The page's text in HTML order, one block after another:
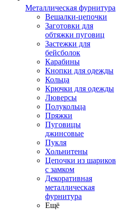
Металлическая фурнитура
Вешалки-цепочки
Заготовки для
обтяжки пуговиц
Застежки для
бейсболок
Карабины
Кнопки для одежды
Кольца
Крючки для одежды
Люверсы
Полукольца
Пряжки
Пуговицы
джинсовые
Пукля
Хольнитены
Цепочки из шариков
с замком
Декоративная
металлическая
фурнитура
Ещё